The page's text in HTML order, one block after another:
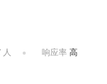
人 响应率 高